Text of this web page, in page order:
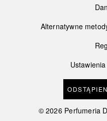
Alternatywne
©2026 Perfumeria